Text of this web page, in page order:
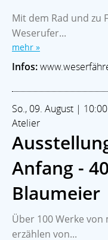
Mit dem Rad und zu
Weserufer...
mehr »
Infos:
So., 09. August |
Atelier
Anfang -
Blaumeier
Über 100 Werke
erzählen von...